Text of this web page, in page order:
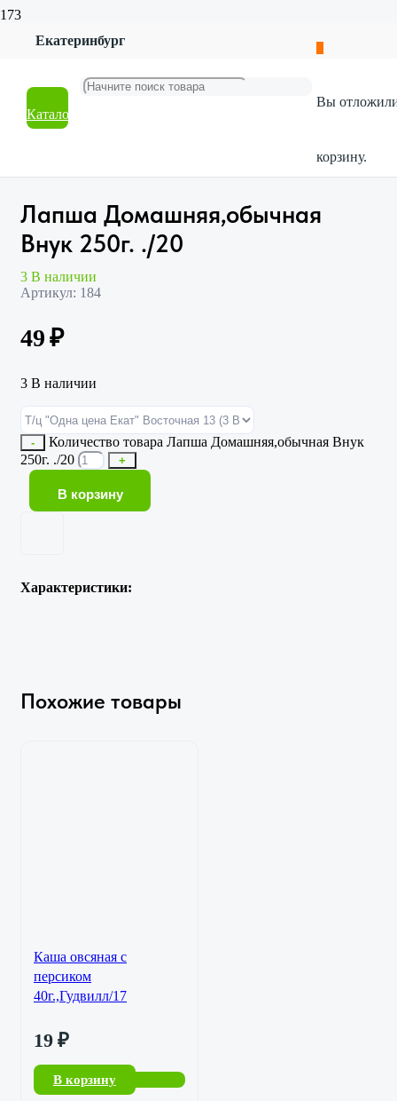
Екатеринбург
Каталог
Вы
корзину.
Продукты и напитки
Лапша Домашняя,обычная Внук 250г. ./20
Лапша Домашняя,обычная
Внук 250г. ./20
3 В наличии
Артикул: 184
49₽
3 В наличии
-
Количество товара Лапша Домашняя,обычная Внук
250г. ./20
+
В корзину
Характеристики:
Похожие товары
Каша овсяная с
персиком
40г.,Гудвилл/17
19 ₽
В корзину